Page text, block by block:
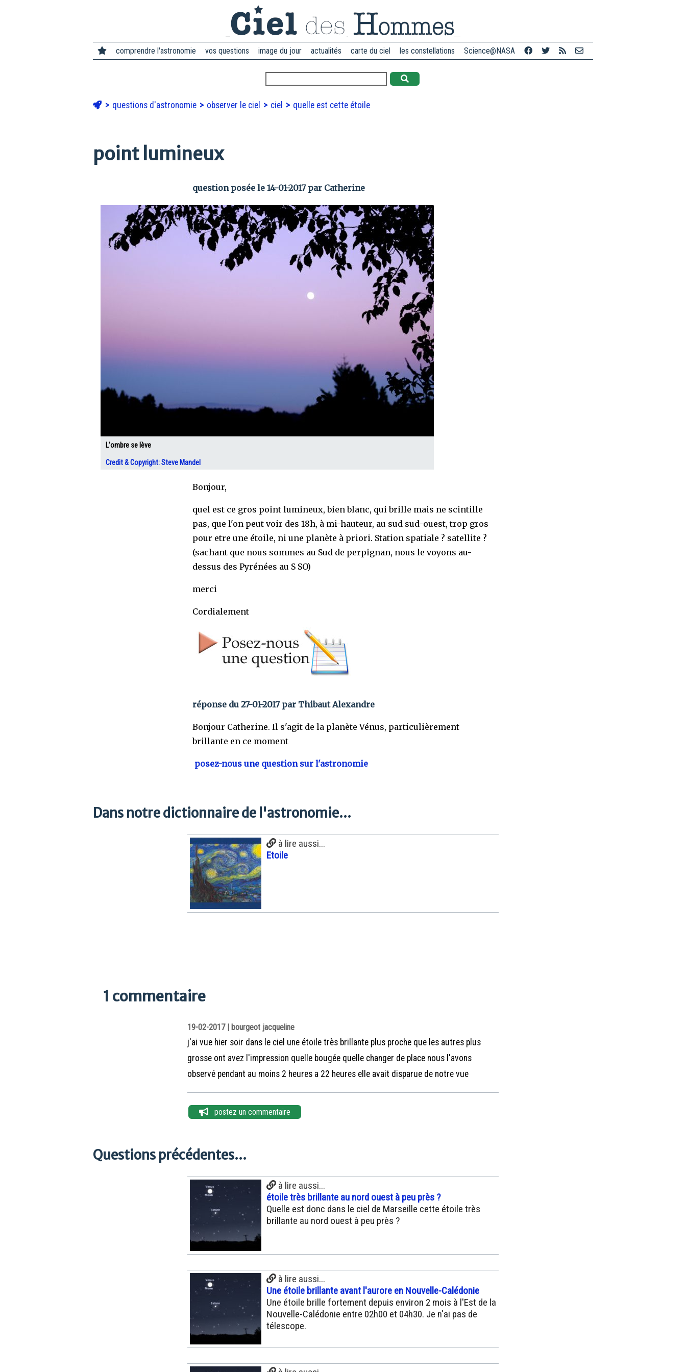
comprendre l'astronomie vos questions image du jour actualités carte du ciel les constellations Science@NASA
questions d'astronomie observer le ciel ciel quelle est cette étoile
point lumineux
question posée le 14-01-2017 par Catherine
L'ombre se lève
Credit & Copyright: Steve Mandel
Bonjour,
quel est ce gros point lumineux, bien blanc, qui brille mais ne scintille
pas, que l'on peut voir des 18h, à mi-hauteur, au sud sud-ouest, trop gros
pour etre une étoile, ni une planète à priori. Station spatiale ? satellite ?
(sachant que nous sommes au Sud de perpignan, nous le voyons au-
dessus des Pyrénées au S SO)
merci
Cordialement
réponse du 27-01-2017 par Thibaut Alexandre
Bonjour Catherine. Il s'agit de la planète Vénus, particulièrement
brillante en ce moment
posez-nous une question sur l'astronomie
Dans notre dictionnaire de l'astronomie...
à lire aussi...
Etoile
1 commentaire
19-02-2017 | bourgeot jacqueline
j'ai vue hier soir dans le ciel une étoile très brillante plus proche que les autres plus
grosse ont avez l'impression quelle bougée quelle changer de place nous l'avons
observé pendant au moins 2 heures a 22 heures elle avait disparue de notre vue
postez un commentaire
Questions précédentes...
à lire aussi...
étoile très brillante au nord ouest à peu près ?
Quelle est donc dans le ciel de Marseille cette étoile très
brillante au nord ouest à peu près ?
à lire aussi...
Une étoile brillante avant l'aurore en Nouvelle-Calédonie
Une étoile brille fortement depuis environ 2 mois à l'Est de la
Nouvelle-Calédonie entre 02h00 et 04h30. Je n'ai pas de
télescope.